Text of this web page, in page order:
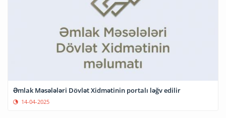
Əmlak Məsələləri Dövlət Xidmətinin portalı ləğv edilir
14-04-2025